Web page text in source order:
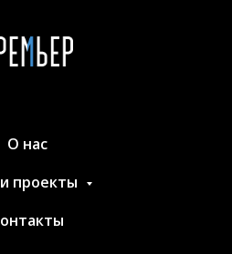
О нас
проекты